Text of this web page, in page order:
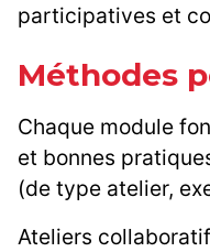
participatives et
Méthodes
Chaque module
et bonnes
(de type atelier,
Ateliers